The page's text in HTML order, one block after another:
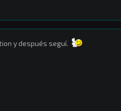
y después seguí.